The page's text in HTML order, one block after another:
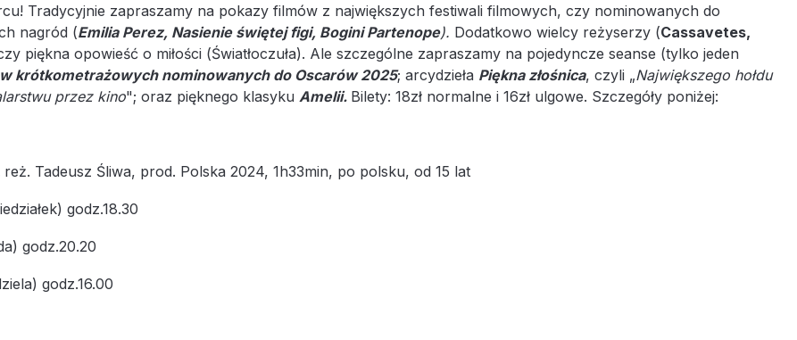
Tradycyjnie zapraszamy na pokazy filmów z największych festiwali filmowych, czy nominowanych do
nagród (Emilia Perez, Nasienie świętej figi, Bogini Partenope). Dodatkowo wielcy reżyserzy (Cassavetes,
piękna opowieść o miłości (Światłoczuła). Ale szczególne zapraszamy na pojedyncze seanse (tylko jeden
krótkometrażowych nominowanych do Oscarów 2025; arcydzieła Piękna złośnica, czyli „Największego hołdu
przez kino"; oraz pięknego klasyku Amelii. Bilety: 18zł normalne i 16zł ulgowe. Szczegóły poniżej:
reż. Tadeusz Śliwa, prod. Polska 2024, 1h33min, po polsku, od 15 lat
godz.18.30
godz.20.20
godz.16.00